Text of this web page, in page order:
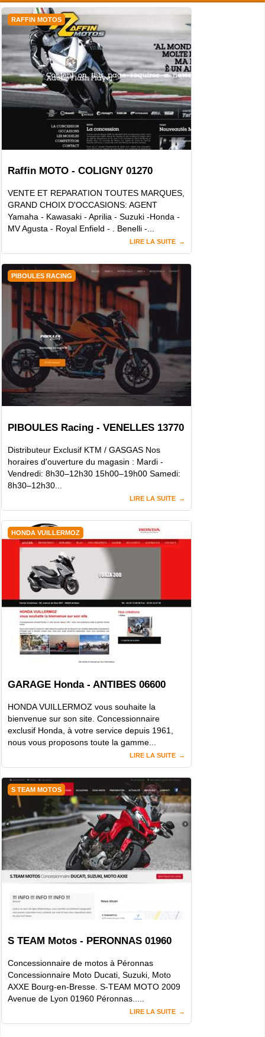
RAFFIN MOTOS
Raffin MOTO - COLIGNY 01270
VENTE ET REPARATION TOUTES MARQUES,
GRAND CHOIX D'OCCASIONS: AGENT
Yamaha - Kawasaki - Aprilia - Suzuki -Honda -
MV Agusta - Royal Enfield - . Benelli -...
LIRE LA SUITE
PIBOULES RACING
PIBOULES Racing - VENELLES 13770
Distributeur Exclusif KTM / GASGAS Nos
horaires d'ouverture du magasin : Mardi -
Vendredi: 8h30–12h30 15h00–19h00 Samedi:
8h30–12h30...
LIRE LA SUITE
HONDA VUILLERMOZ
GARAGE Honda - ANTIBES 06600
HONDA VUILLERMOZ vous souhaite la
bienvenue sur son site. Concessionnaire
exclusif Honda, à votre service depuis 1961,
nous vous proposons toute la gamme...
LIRE LA SUITE
S TEAM MOTOS
S TEAM Motos - PERONNAS 01960
Concessionnaire de motos à Péronnas
Concessionnaire Moto Ducati, Suzuki, Moto
AXXE Bourg-en-Bresse. S-TEAM MOTO 2009
Avenue de Lyon 01960 Péronnas.....
LIRE LA SUITE